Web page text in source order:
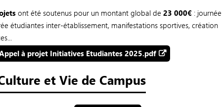
ont été soutenus pour un montant global de 23 000€ : journée
étudiantes inter-établissement, manifestations sportives, création
à projet Initiatives Etudiantes 2025.pdf
et Vie de Campus